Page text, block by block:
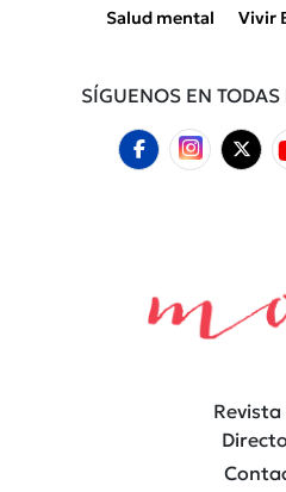
Salud mental Vivir
SÍGUENOS EN